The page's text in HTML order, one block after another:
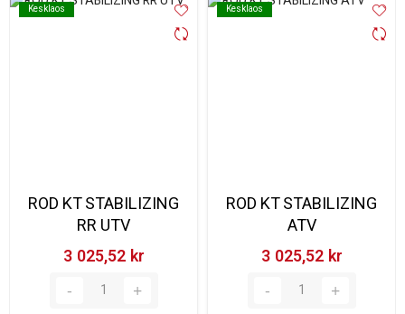
Kesklaos
Kesklaos
ROD KT STABILIZING
RR UTV
3 025,52 kr‎
Kesklaos
Kesklaos
ROD KT STABILIZING
ATV
3 025,52 kr‎